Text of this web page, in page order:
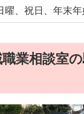
曜、祝日、年末年
業相談室の